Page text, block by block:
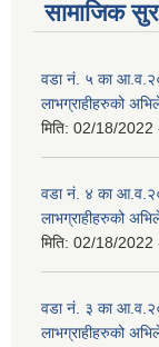
सामाजिक
वडा नं. ५ का
लाभग्राहीहरुको
मिति: 02/18/2022
वडा नं. ४ का
लाभग्राहीहरुको
मिति: 02/18/2022
वडा नं. ३ का
लाभग्राहीहरुको